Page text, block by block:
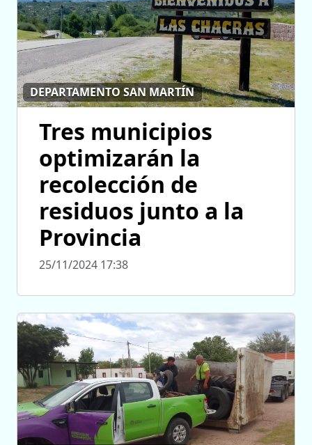
DEPARTAMENTO SAN MARTÍN
Tres municipios
optimizarán la
recolección de
residuos junto a la
Provincia
25/11/2024 17:38